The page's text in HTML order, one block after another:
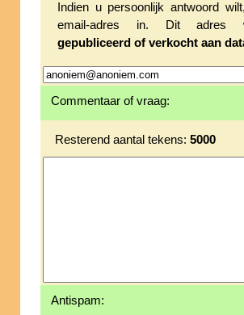
Indien u persoonlijk antwoord
email-adres in. Dit adres
gepubliceerd of verkocht aan
Commentaar of vraag:
Resterend aantal tekens: 5000
Antispam: